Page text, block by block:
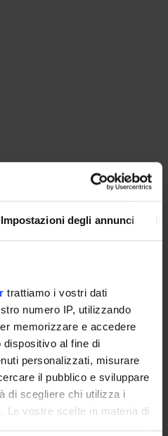
Impostazioni degli annunci
trattiamo i vostri dati
numero IP, utilizzando
memorizzare e accedere
al fine di
personalizzati, misurare
il pubblico e sviluppare
di scegliere chi utilizza i
Le vostre scelte in materia di
su questa proprietà digitale